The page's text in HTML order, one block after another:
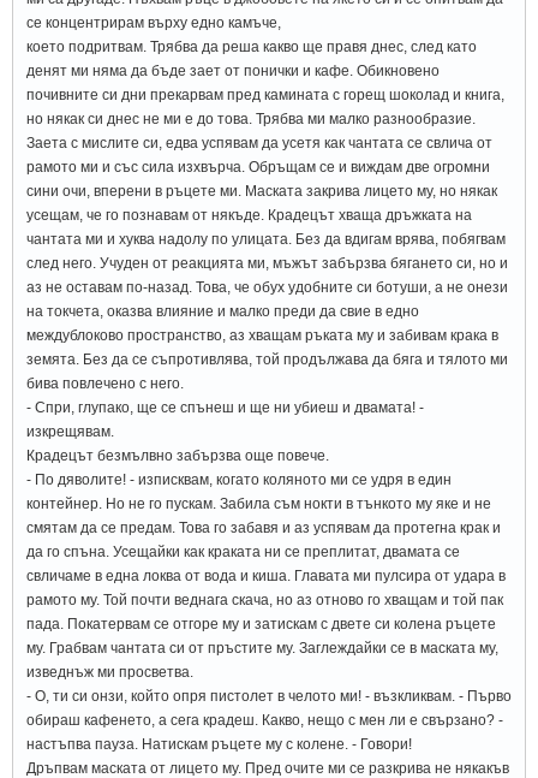
се концентрирам върху едно камъче,
което подритвам. Трябва да реша какво ще правя днес, след като
денят ми няма да бъде зает от понички и кафе. Обикновено
почивните си дни прекарвам пред камината с горещ шоколад и книга,
но някак си днес не ми е до това. Трябва ми малко разнообразие.
Заета с мислите си, едва успявам да усетя как чантата се свлича от
рамото ми и със сила изхвърча. Обръщам се и виждам две огромни
сини очи, вперени в ръцете ми. Маската закрива лицето му, но някак
усещам, че го познавам от някъде. Крадецът хваща дръжката на
чантата ми и хуква надолу по улицата. Без да вдигам врява, побягвам
след него. Учуден от реакцията ми, мъжът забързва бягането си, но и
аз не оставам по-назад. Това, че обух удобните си ботуши, а не онези
на токчета, оказва влияние и малко преди да свие в едно
междублоково пространство, аз хващам ръката му и забивам крака в
земята. Без да се съпротивлява, той продължава да бяга и тялото ми
бива повлечено с него.
- Спри, глупако, ще се спънеш и ще ни убиеш и двамата! -
изкрещявам.
Крадецът безмълвно забързва още повече.
- По дяволите! - изписквам, когато коляното ми се удря в един
контейнер. Но не го пускам. Забила съм нокти в тънкото му яке и не
смятам да се предам. Това го забавя и аз успявам да протегна крак и
да го спъна. Усещайки как краката ни се преплитат, двамата се
свличаме в една локва от вода и киша. Главата ми пулсира от удара в
рамото му. Той почти веднага скача, но аз отново го хващам и той пак
пада. Покатервам се отгоре му и затискам с двете си колена ръцете
му. Грабвам чантата си от пръстите му. Заглеждайки се в маската му,
изведнъж ми просветва.
- О, ти си онзи, който опря пистолет в челото ми! - възкликвам. - Първо
обираш кафенето, а сега крадеш. Какво, нещо с мен ли е свързано? -
настъпва пауза. Натискам ръцете му с колене. - Говори!
Дръпвам маската от лицето му. Пред очите ми се разкрива не някакъв